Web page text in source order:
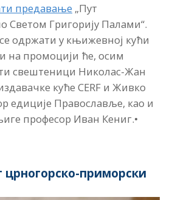
предавање „Пут
Светом Григорију Палами“.
одржати у књижевној кући
и на промоцији ће, осим
свештеници Николас-Жан
куће CERF и Живко
едиције Православље, као и
професор Иван Кениг.•
приморски